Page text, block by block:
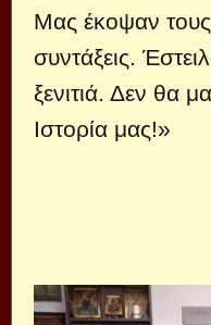
Μας έκοψαν τους
συντάξεις.
ξενιτιά. Δεν θα
Ιστορία μας!»